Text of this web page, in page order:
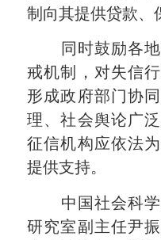
制向其提供贷款、
同时鼓励各
戒机制，对失信
形成政府部门协
理、社会舆论广
征信机构应依法
提供支持。
中国社会科
研究室副主任尹